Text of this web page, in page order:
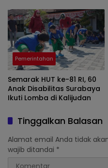
Pemerintahan
Semarak HUT ke-81 RI, 60
Anak Disabilitas Surabaya
Ikuti Lomba di Kalijudan
Tinggalkan Balasan
Alamat email Anda tidak
wajib ditandai *